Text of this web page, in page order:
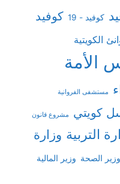
كوفيد - 19
كوفيد
الكويتية
الأمة
مستشفى الفروانية
كويتي مشروع قانون
التربية وزارة
وزير الصحة وزير المالية